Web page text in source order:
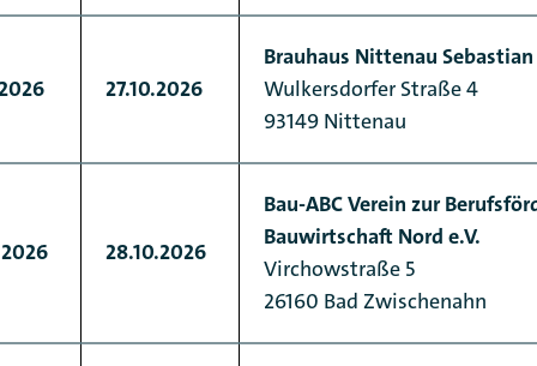
27.10.2026
Brauhaus Nittenau Sebastian
Wulkersdorfer Straße 4
93149 Nittenau
28.10.2026
Bau-ABC Verein zur
Bauwirtschaft Nord e.V.
Virchowstraße 5
26160 Bad Zwischenahn